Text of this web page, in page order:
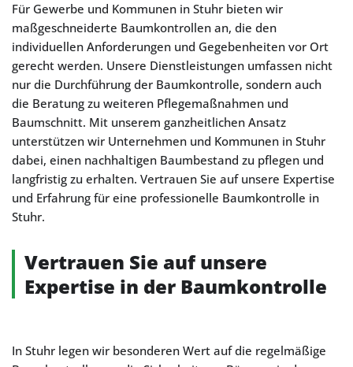
Für Gewerbe und Kommunen in Stuhr bieten wir
maßgeschneiderte Baumkontrollen an, die den
individuellen Anforderungen und Gegebenheiten vor Ort
gerecht werden. Unsere Dienstleistungen umfassen nicht
nur die Durchführung der Baumkontrolle, sondern auch
die Beratung zu weiteren Pflegemaßnahmen und
Baumschnitt. Mit unserem ganzheitlichen Ansatz
unterstützen wir Unternehmen und Kommunen in Stuhr
dabei, einen nachhaltigen Baumbestand zu pflegen und
langfristig zu erhalten. Vertrauen Sie auf unsere Expertise
und Erfahrung für eine professionelle Baumkontrolle in
Stuhr.
Vertrauen Sie auf unsere
Expertise in der Baumkontrolle
In Stuhr legen wir besonderen Wert auf die regelmäßige